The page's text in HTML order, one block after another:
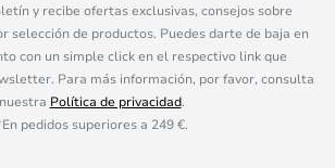
y recibe ofertas exclusivas, consejos sobre
selección de productos. Puedes darte de baja en
con un simple click en el respectivo link que
Para más información, por favor, consulta
nuestra Política de privacidad.
pedidos superiores a 249 €.